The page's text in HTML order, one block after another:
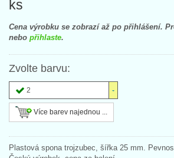
ks
Cena výrobku se zobrazí až po přihlášení.
nebo přihlaste.
Zvolte barvu:
2
Více barev najednou ...
Plastová spona trojzubec, šířka 25 mm.